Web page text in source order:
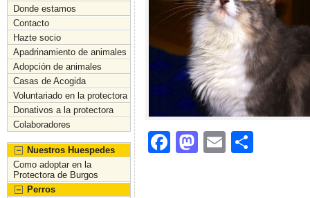
Donde estamos
Contacto
Hazte socio
Apadrinamiento de animales
Adopción de animales
Casas de Acogida
Voluntariado en la protectora
Donativos a la protectora
Colaboradores
Nuestros Huespedes
Como adoptar en la
Protectora de Burgos
Perros
F
M
E